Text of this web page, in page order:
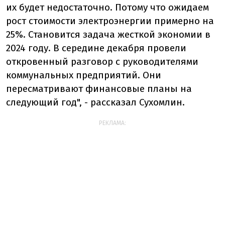
их будет недостаточно. Потому что ожидаем
рост стоимости электроэнергии примерно на
25%. Становится задача жесткой экономии в
2024 году. В середине декабря провели
откровенный разговор с руководителями
коммунальных предприятий. Они
пересматривают финансовые планы на
следующий год", - рассказал Сухомлин.
РЕКЛАМА: